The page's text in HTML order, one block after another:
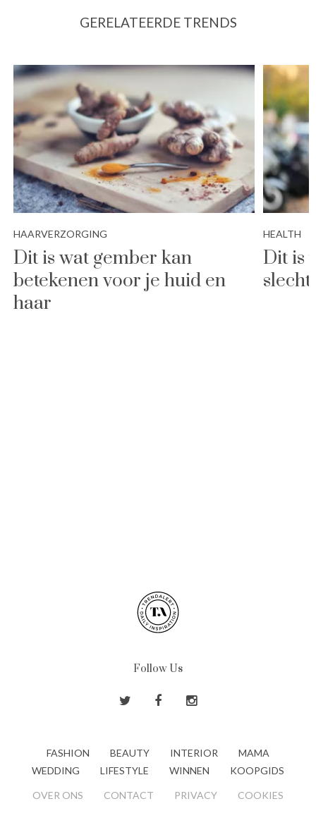
GERELATEERDE TRENDS
HAARVERZORGING
Dit is wat gember kan
betekenen voor je huid en
haar
HEALTH
Dit is
Follow Us
FASHION BEAUTY INTERIOR
MAMA
WEDDING
LIFESTYLE WINNEN KOOPGIDS
OVER ONS CONTACT PRIVACY COOKIES